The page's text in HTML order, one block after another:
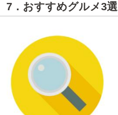
7．おすすめグルメ3選